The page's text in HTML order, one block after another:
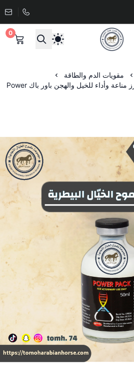
صيدلية طموح الخيال البيطرية
0
مقويات الدم والطاقة
منشط عام ومكمل غذائي معزز مناعة وأداء للخيل والهجن باور باك Power